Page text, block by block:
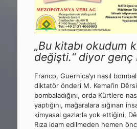
„Bu kitabı okudum
değişti.“ diyor genç
Franco, Guernica’yı nasıl
diktatör önderi M. Kemal’in
bombaladığını, orda Kürtlere
yaptığını, mağaralara sığınan
kimyasal gazlarla yok ettiğini,
Rıza idam edilmeden hemen